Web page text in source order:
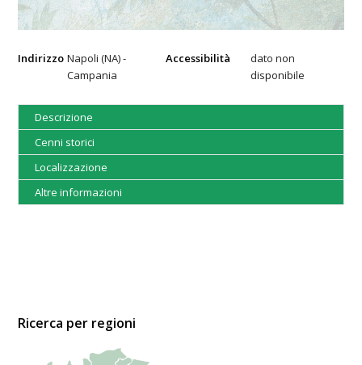
Indirizzo Napoli (NA) -
Campania
Accessibilità
dato non
disponibile
Descrizione
Cenni storici
Localizzazione
Altre informazioni
Ricerca per regioni